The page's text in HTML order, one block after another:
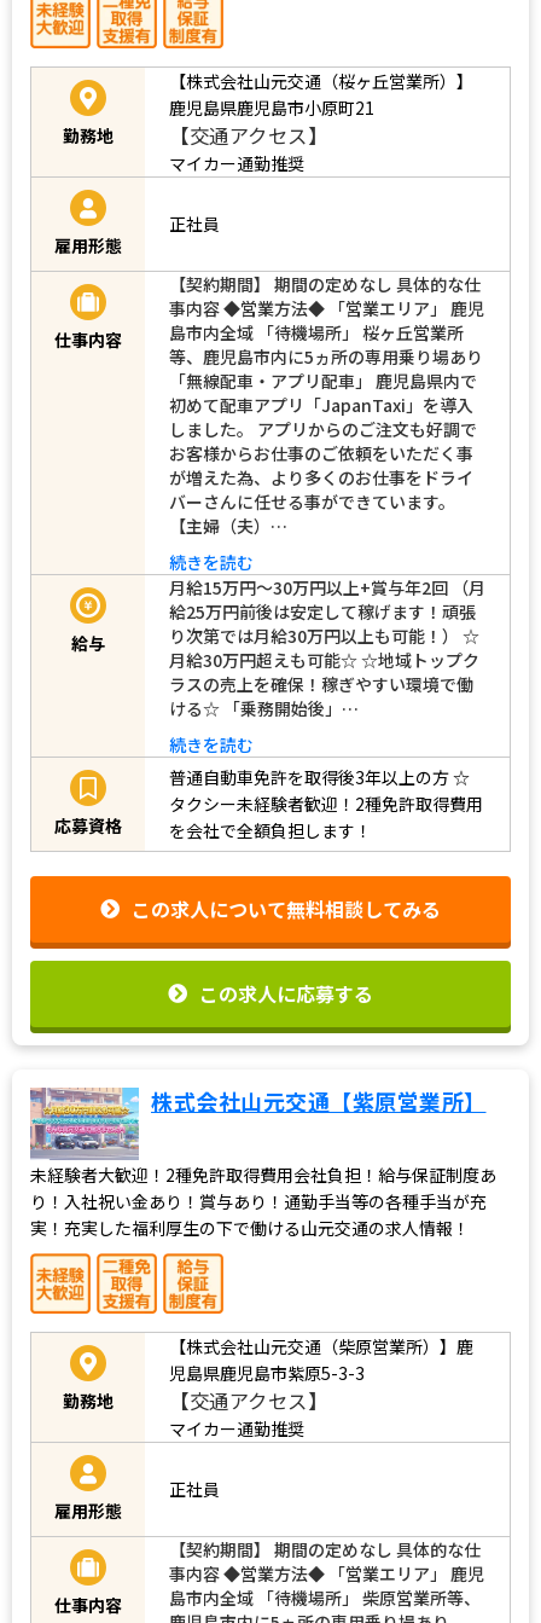
勤務地
【株式会社山元交通（桜ヶ丘営業所）】
鹿児島県鹿児島市小原町21
【交通アクセス】
マイカー通勤推奨
雇用形態
正社員
仕事内容
【契約期間】 期間の定めなし 具体的な仕
事内容 ◆営業方法◆ 「営業エリア」 鹿児
島市内全域 「待機場所」 桜ヶ丘営業所
等、鹿児島市内に5ヵ所の専用乗り場あり
「無線配車・アプリ配車」 鹿児島県内で
初めて配車アプリ「JapanTaxi」を導入
しました。 アプリからのご注文も好調で
お客様からお仕事のご依頼をいただく事
が増えた為、より多くのお仕事をドライ
バーさんに任せる事ができています。
【主婦（夫）…
続きを読む
給与
月給15万円～30万円以上+賞与年2回 （月
給25万円前後は安定して稼げます！頑張
り次第では月給30万円以上も可能！） ☆
月給30万円超えも可能☆ ☆地域トップク
ラスの売上を確保！稼ぎやすい環境で働
ける☆ 「乗務開始後」…
続きを読む
応募資格
普通自動車免許を取得後3年以上の方☆
タクシー未経験者歓迎！2種免許取得費用
を会社で全額負担します！
この求人について無料相談してみる
この求人に応募する
株式会社山元交通【紫原営業所】
未経験者大歓迎！2種免許取得費用会社負担！給与保証制度あ
り！入社祝い金あり！賞与あり！通勤手当等の各種手当が充
実！充実した福利厚生の下で働ける山元交通の求人情報！
勤務地
【株式会社山元交通（柴原営業所）】鹿
児島県鹿児島市紫原5-3-3
【交通アクセス】
マイカー通勤推奨
雇用形態
正社員
仕事内容
【契約期間】 期間の定めなし 具体的な仕
事内容 ◆営業方法◆ 「営業エリア」 鹿児
島市内全域 「待機場所」 柴原営業所等、